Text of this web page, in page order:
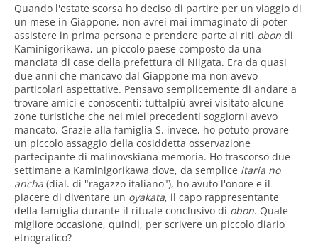
Quando l'estate scorsa ho deciso di partire per un viaggio di
un mese in Giappone, non avrei mai immaginato di poter
assistere in prima persona e prendere parte ai riti obon di
Kaminigorikawa, un piccolo paese composto da una
manciata di case della prefettura di Niigata. Era da quasi
due anni che mancavo dal Giappone ma non avevo
particolari aspettative. Pensavo semplicemente di andare a
trovare amici e conoscenti; tuttalpiù avrei visitato alcune
zone turistiche che nei miei precedenti soggiorni avevo
mancato. Grazie alla famiglia S. invece, ho potuto provare
un piccolo assaggio della cosiddetta osservazione
partecipante di malinovskiana memoria. Ho trascorso due
settimane a Kaminigorikawa dove, da semplice itaria no
ancha (dial. di "ragazzo italiano"), ho avuto l'onore e il
piacere di diventare un oyakata, il capo rappresentante
della famiglia durante il rituale conclusivo di obon. Quale
migliore occasione, quindi, per scrivere un piccolo diario
etnografico?